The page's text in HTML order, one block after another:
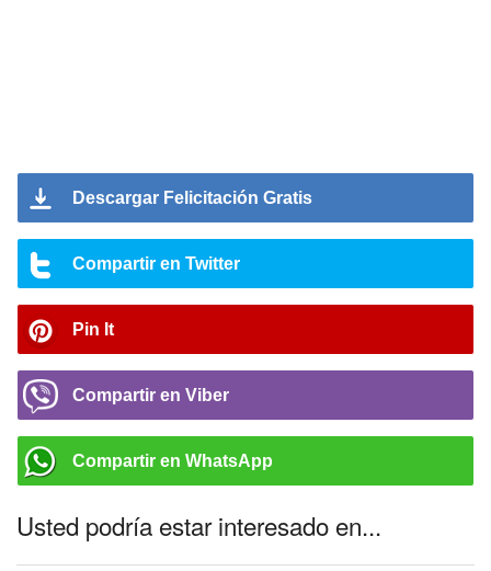
Descargar Felicitación Gratis
Compartir en Twitter
Pin It
Compartir en Viber
Compartir en WhatsApp
Usted podría estar interesado en...